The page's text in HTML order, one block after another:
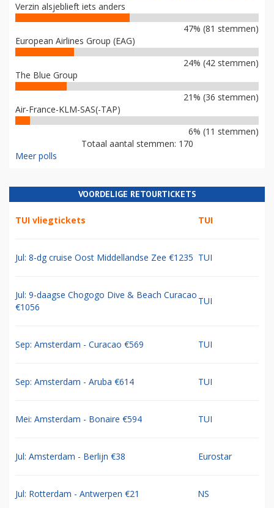
Verzin alsjeblieft iets anders
47% (81 stemmen)
European Airlines Group (EAG)
24% (42 stemmen)
The Blue Group
21% (36 stemmen)
Air-France-KLM-SAS(-TAP)
6% (11 stemmen)
Totaal aantal stemmen: 170
Meer polls
VOORDELIGE RETOURTICKETS
TUI vliegtickets TUI
Jul: 8-dg cruise Oost Middellandse Zee €1235 TUI
Jul: 9-daagse Chogogo Dive & Beach Curacao
€1056
TUI
Sep: Amsterdam - Curacao €569 TUI
Sep: Amsterdam - Aruba €614 TUI
Mei: Amsterdam - Bonaire €594 TUI
Jul: Amsterdam - Berlijn €38 Eurostar
Jul: Rotterdam - Antwerpen €21 NS